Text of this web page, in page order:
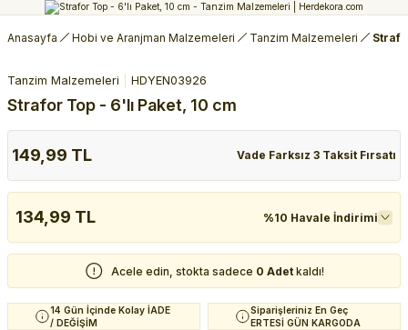
Anasayfa Hobi ve Aranjman Malzemeleri Tanzim Malzemeleri
Tanzim Malzemeleri HDYEN03926
Strafor Top - 6'lı Paket, 10 cm
149,99 TL Vade Farksız 3 Taksit Fırsatı
134,99 TL %10 Havale İndirimi
Acele edin, stokta sadece 0 Adet kaldı!
14 Gün İçinde Kolay İADE
/ DEĞİŞİM
Siparişleriniz En Geç
ERTESİ GÜN KARGODA